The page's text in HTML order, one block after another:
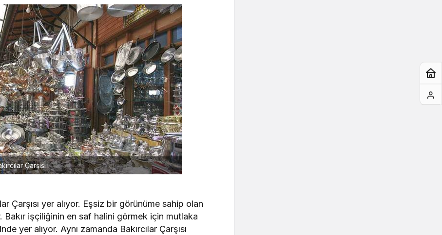
Çarşısı
Çarşısı yer alıyor. Eşsiz bir görünüme sahip olan
Bakır işçiliğinin en saf halini görmek için mutlaka
yer alıyor. Aynı zamanda Bakırcılar Çarşısı